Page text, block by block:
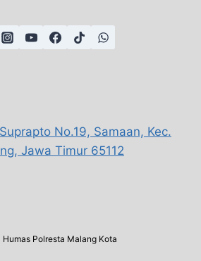
No.19, Samaan, Kec.
Jawa Timur 65112
Polresta Malang Kota